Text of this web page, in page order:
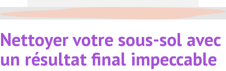
Nettoyer votre sous-sol avec
un résultat final impeccable